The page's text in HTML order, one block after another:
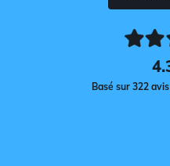
Basé sur 322